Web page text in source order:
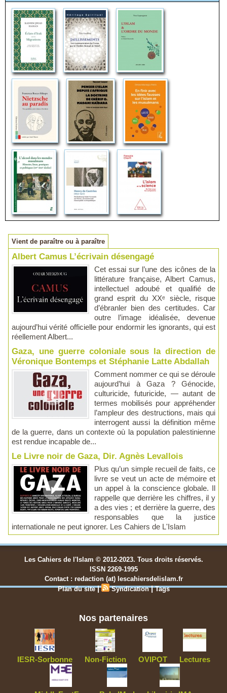
Vient de paraître ou à paraître
Albert Camus L’écrivain désengagé
Cet essai sur l’une des icônes de la
littérature française, Albert Camus,
intellectuel adoubé et qualifié de
grand esprit du XXᵉ siècle, risque
d’ébranler bien des certitudes. Car
outre l’image idéalisée, devenue
aujourd’hui vérité officielle pour endormir les ignorants, qui est
réellement Albert...
Gaza, une guerre coloniale sous la direction de
Véronique Bontemps et Stéphanie Latte Abdallah
Comment nommer ce qui se déroule
aujourd’hui à Gaza ? Génocide,
culturicide, futuricide, — autant de
termes mobilisés pour appréhender
l’ampleur des destructions, mais qui
interrogent aussi la définition même
de la guerre, dans un contexte où la population palestinienne
est rendue incapable de...
Le Livre noir de Gaza, Dir. Agnès Levallois
Plus qu’un simple recueil de faits, ce
livre se veut un acte de mémoire et
un appel à la conscience globale. Il
rappelle que derrière les chiffres, il y
a des vies ; et derrière la guerre, des
responsables que la justice
internationale ne peut ignorer. Les Cahiers de L'Islam
Les Cahiers de l'Islam © 2012-2023. Tous droits réservés.
ISSN 2269-1995
Contact : redaction (at) lescahiersdelislam.fr
Plan du site | Syndication |Tags
Nos partenaires
IESR-Sorbonne Non-Fiction OVIPOT Lectures